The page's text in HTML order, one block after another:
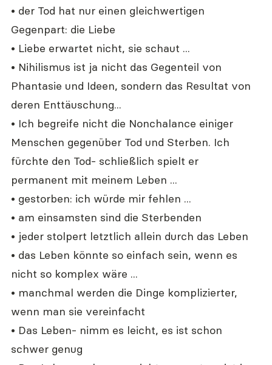
• der Tod hat nur einen gleichwertigen
Gegenpart: die Liebe
• Liebe erwartet nicht, sie schaut ...
• Nihilismus ist ja nicht das Gegenteil von
Phantasie und Ideen, sondern das Resultat von
deren Enttäuschung...
• Ich begreife nicht die Nonchalance einiger
Menschen gegenüber Tod und Sterben. Ich
fürchte den Tod- schließlich spielt er
permanent mit meinem Leben ...
• gestorben: ich würde mir fehlen ...
• am einsamsten sind die Sterbenden
• jeder stolpert letztlich allein durch das Leben
• das Leben könnte so einfach sein, wenn es
nicht so komplex wäre ...
• manchmal werden die Dinge komplizierter,
wenn man sie vereinfacht
• Das Leben- nimm es leicht, es ist schon
schwer genug